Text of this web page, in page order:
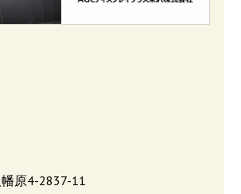
原4-2837-11